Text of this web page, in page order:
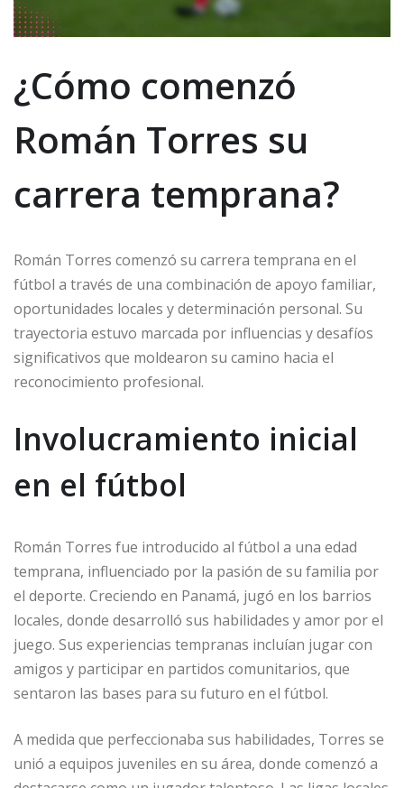
¿Cómo comenzó
Román Torres su
carrera temprana?
Román Torres comenzó su carrera temprana en el
fútbol a través de una combinación de apoyo familiar,
oportunidades locales y determinación personal. Su
trayectoria estuvo marcada por influencias y desafíos
significativos que moldearon su camino hacia el
reconocimiento profesional.
Involucramiento inicial
en el fútbol
Román Torres fue introducido al fútbol a una edad
temprana, influenciado por la pasión de su familia por
el deporte. Creciendo en Panamá, jugó en los barrios
locales, donde desarrolló sus habilidades y amor por el
juego. Sus experiencias tempranas incluían jugar con
amigos y participar en partidos comunitarios, que
sentaron las bases para su futuro en el fútbol.
A medida que perfeccionaba sus habilidades, Torres se
unió a equipos juveniles en su área, donde comenzó a